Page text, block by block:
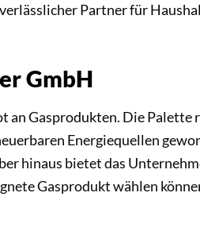
Partner für
GmbH
an Gasprodukten. Die Palette
Energiequellen
hinaus bietet das
Gasprodukt wählen